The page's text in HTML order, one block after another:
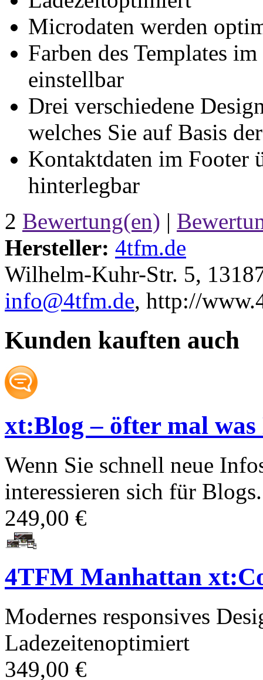
Microdaten werden
Farben des Templates
einstellbar
Drei verschiedene
welches Sie auf Basis
Kontaktdaten im Footer
hinterlegbar
2 Bewertung(en) |
Hersteller: 4tfm.de
Wilhelm-Kuhr-Str. 5,
info@4tfm.de, http://
Kunden kauften auch
xt:Blog – öfter mal was
Wenn Sie schnell neue
interessieren sich für
249,00 €
4TFM Manhattan
Modernes responsives
Ladezeitenoptimiert
349,00 €